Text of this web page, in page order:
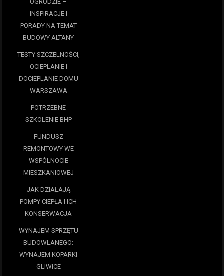
OGRODZIE –
INSPIRACJE I
PORADY NA TEMAT
BUDOWY ALTANY
TESTY SZCZELNOŚCI,
OCIEPLANIE I
DOCIEPLANIE DOMU
WARSZAWA
POTRZEBNE
SZKOLENIE BHP
FUNDUSZ
REMONTOWY WE
WSPÓLNOCIE
MIESZKANIOWEJ
JAK DZIAŁAJĄ
POMPY CIEPŁA I ICH
KONSERWACJA
WYNAJEM SPRZĘTU
BUDOWLANEGO:
WYNAJEM KOPARKI
GLIWICE